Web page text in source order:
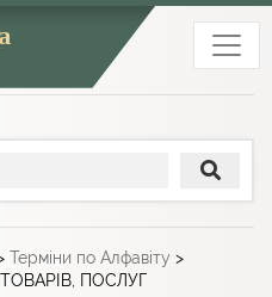
Терміни по Алфавіту >
ПОСЛУГ